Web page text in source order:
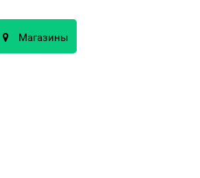
Магазины